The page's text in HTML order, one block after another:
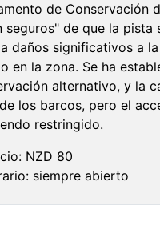
de Conservación
seguros" de que la pista
daños significativos a
en la zona. Se ha
alternativo, y la
los barcos, pero el
restringido.
NZD 80
siempre abierto